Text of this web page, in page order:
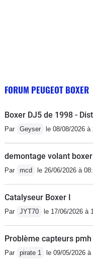
FORUM PEUGEOT BOXER
Boxer DJ5 de 1998 -
Par Geyser le 08/08/2026 à
demontage volant
Par mcd le 26/06/2026 à
Catalyseur Boxer I
Par JYT70 le 17/06/2026 à
Problème capteurs pmh
Par pirate 1 le 09/05/2026 à